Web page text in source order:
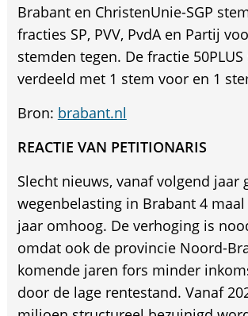
Brabant en ChristenUnie-SGP
fracties SP, PVV, PvdA en Partij
stemden tegen. De fractie
verdeeld met 1 stem voor en 1
Bron: brabant.nl
REACTIE VAN PETITIONARIS
Slecht nieuws, vanaf volgend jaar
wegenbelasting in Brabant 4
jaar omhoog. De verhoging is
omdat ook de provincie Noord-
komende jaren fors minder
door de lage rentestand. Vanaf